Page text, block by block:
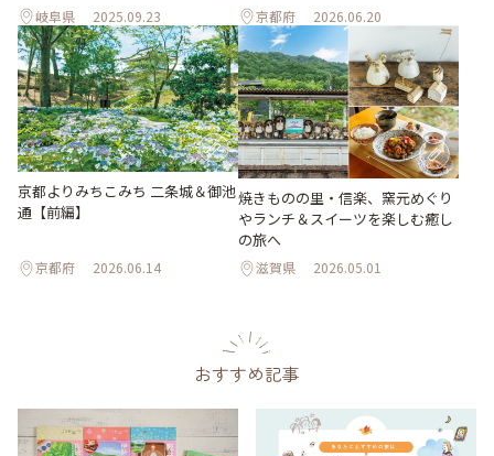
岐阜県 2025.09.23 京都府 2026.06.20
京都よりみちこみち 二条城＆御池
通【前編】
京都府 2026.06.14
焼きものの里・信楽、窯元めぐり
やランチ＆スイーツを楽しむ癒し
の旅へ
滋賀県 2026.05.01
おすすめ記事